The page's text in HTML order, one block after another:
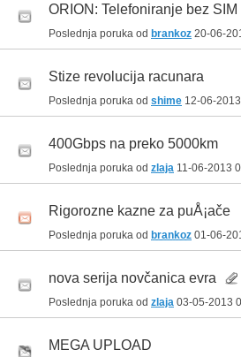
ORION: Telefoniranje bez SIM
Poslednja poruka od brankoz 20-06-
Stize revolucija racunara
Poslednja poruka od shime 12-06-2013
400Gbps na preko 5000km
Poslednja poruka od zlaja 11-06-2013
Rigorozne kazne za puÅ¡ače
Poslednja poruka od brankoz 01-06-
nova serija novčanica evra
Poslednja poruka od zlaja 03-05-2013
MEGA UPLOAD